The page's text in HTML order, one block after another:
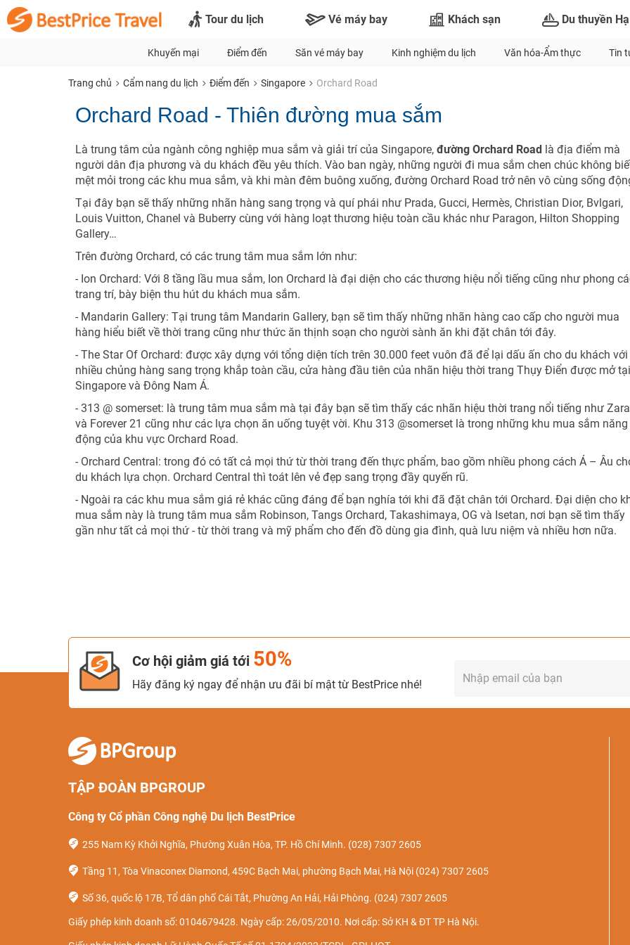
Tour du lịch Vé máy bay Khách sạn Du thuyền
Khuyến mại Điểm đến Săn vé máy bay Kinh nghiệm du lịch Văn hóa-Ẩm thực Tin
Trang chủ Cẩm nang du lịch Điểm đến Singapore Orchard Road
Orchard Road - Thiên đường mua sắm
Là trung tâm của ngành công nghiệp mua sắm và giải trí của Singapore, đường Orchard Road là địa điểm mà
người dân địa phương và du khách đều yêu thích. Vào ban ngày, những người đi mua sắm chen chúc không
mệt mỏi trong các khu mua sắm, và khi màn đêm buông xuống, đường Orchard Road trở nên vô cùng sống
Tại đây bạn sẽ thấy những nhãn hàng sang trọng và quí phái như Prada, Gucci, Hermès, Christian Dior, Bvlgari,
Louis Vuitton, Chanel và Buberry cùng với hàng loạt thương hiệu toàn cầu khác như Paragon, Hilton Shopping
Gallery…
Trên đường Orchard, có các trung tâm mua sắm lớn như:
- Ion Orchard: Với 8 tầng lầu mua sắm, Ion Orchard là đại diện cho các thương hiệu nổi tiếng cũng như phong
trang trí, bày biện thu hút du khách mua sắm.
- Mandarin Gallery: Tại trung tâm Mandarin Gallery, bạn sẽ tìm thấy những nhãn hàng cao cấp cho người mua
hàng hiểu biết về thời trang cũng như thức ăn thịnh soạn cho người sành ăn khi đặt chân tới đây.
- The Star Of Orchard: được xây dựng với tổng diện tích trên 30.000 feet vuôn đã để lại dấu ấn cho du khách với
nhiều chủng hàng sang trọng khắp toàn cầu, cửa hàng đầu tiên của nhãn hiệu thời trang Thụy Điển được mở tại
Singapore và Đông Nam Á.
- 313 @ somerset: là trung tâm mua sắm mà tại đây bạn sẽ tìm thấy các nhãn hiệu thời trang nổi tiếng như Zara
và Forever 21 cũng như các lựa chọn ăn uống tuyệt vời. Khu 313 @somerset là trong những khu mua sắm năng
động của khu vực Orchard Road.
- Orchard Central: trong đó có tất cả mọi thứ từ thời trang đến thực phẩm, bao gồm nhiều phong cách Á – Âu
du khách lựa chọn. Orchard Central thì toát lên vẻ đẹp sang trọng đầy quyến rũ.
- Ngoài ra các khu mua sắm giá rẻ khác cũng đáng để bạn nghía tới khi đã đặt chân tới Orchard. Đại diện cho
mua sắm này là trung tâm mua sắm Robinson, Tangs Orchard, Takashimaya, OG và Isetan, nơi bạn sẽ tìm thấy
gần như tất cả mọi thứ - từ thời trang và mỹ phẩm cho đến đồ dùng gia đình, quà lưu niệm và nhiều hơn nữa.
Cơ hội giảm giá tới 50%
Hãy đăng ký ngay để nhận ưu đãi bí mật từ BestPrice nhé!
TẬP ĐOÀN BPGROUP
Công ty Cổ phần Công nghệ Du lịch BestPrice
255 Nam Kỳ Khởi Nghĩa, Phường Xuân Hòa, TP. Hồ Chí Minh. (028) 7307 2605
Tầng 11, Tòa Vinaconex Diamond, 459C Bạch Mai, phường Bạch Mai, Hà Nội (024) 7307 2605
Số 36, quốc lộ 17B, Tổ dân phố Cái Tắt, Phường An Hải, Hải Phòng. (024) 7307 2605
Giấy phép kinh doanh số: 0104679428. Ngày cấp: 26/05/2010. Nơi cấp: Sở KH & ĐT TP Hà Nội.
Nhận ưu đãi ngay
TƯ VẤN NGAY
NHẬN ƯU ĐÃI NGAY